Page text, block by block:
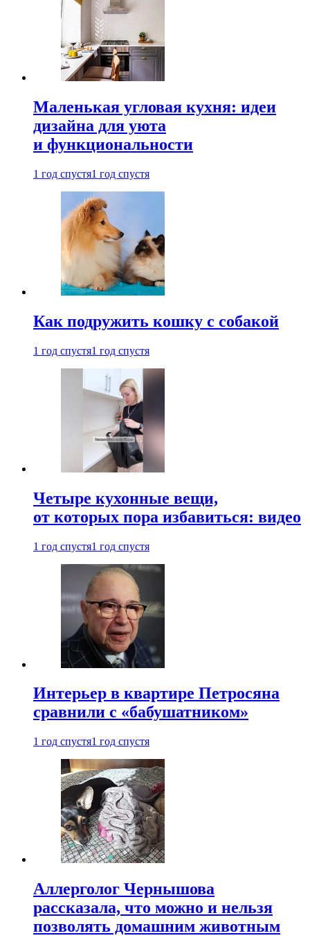
Маленькая угловая кухня: идеи
дизайна для уюта
и функциональности
1 год спустя1 год спустя
Как подружить кошку с собакой
1 год спустя1 год спустя
Четыре кухонные вещи,
от которых пора избавиться: видео
1 год спустя1 год спустя
Интерьер в квартире Петросяна
сравнили с «бабушатником»
1 год спустя1 год спустя
Аллерголог Чернышова
рассказала, что можно и нельзя
позволять домашним животным